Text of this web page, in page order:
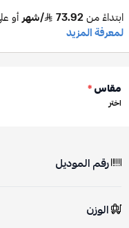
مقاس*
اختر
رقم الموديل
الوزن